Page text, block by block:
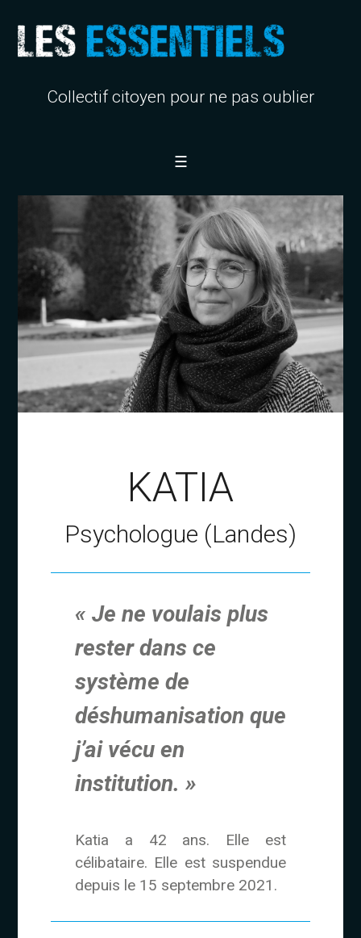
Collectif citoyen pour ne pas oublier
☰
KATIA
Psychologue (Landes)
« Je ne voulais plus
rester dans ce
système de
déshumanisation que
j’ai vécu en
institution. »
Katia a 42 ans. Elle est
célibataire. Elle est suspendue
depuis le 15 septembre 2021.